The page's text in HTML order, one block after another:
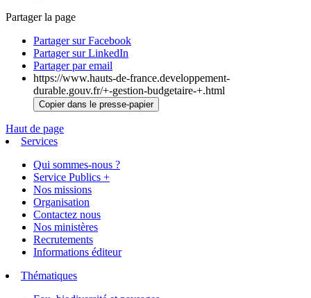
Partager la page
Partager sur Facebook
Partager sur LinkedIn
Partager par email
https://www.hauts-de-france.developpement-
durable.gouv.fr/+-gestion-budgetaire-+.html
Copier dans le presse-papier
Haut de page
Services
Qui sommes-nous ?
Service Publics +
Nos missions
Organisation
Contactez nous
Nos ministères
Recrutements
Informations éditeur
Thématiques